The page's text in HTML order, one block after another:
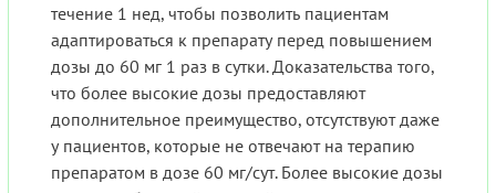
течение 1 нед, чтобы позволить пациентам
адаптироваться к препарату перед повышением
дозы до 60 мг 1 раз в сутки. Доказательства того,
что более высокие дозы предоставляют
дополнительное преимущество, отсутствуют даже
у пациентов, которые не отвечают на терапию
препаратом в дозе 60 мг/сут. Более высокие дозы